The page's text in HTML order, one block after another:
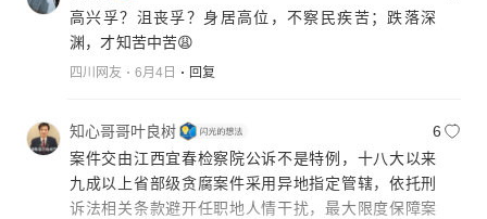
高兴孚？沮丧孚？身居高位，不察民疾苦；跌落深
渊，才知苦中苦😩
四川网友 6月4日 回复
知心哥哥叶良树
6
案件交由江西宜春检察院公诉不是特例，十八大以来
九成以上省部级贪腐案件采用异地指定管辖，依托刑
诉法相关条款避开任职地人情干扰，最大限度保障案